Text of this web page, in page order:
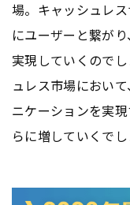
場。キャッシュレ
にユーザーと繋が
実現していくので
ュレス市場におい
ニケーションを実
らに増していくでし